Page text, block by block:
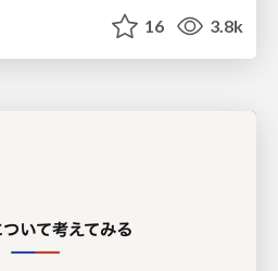
16 3.8k